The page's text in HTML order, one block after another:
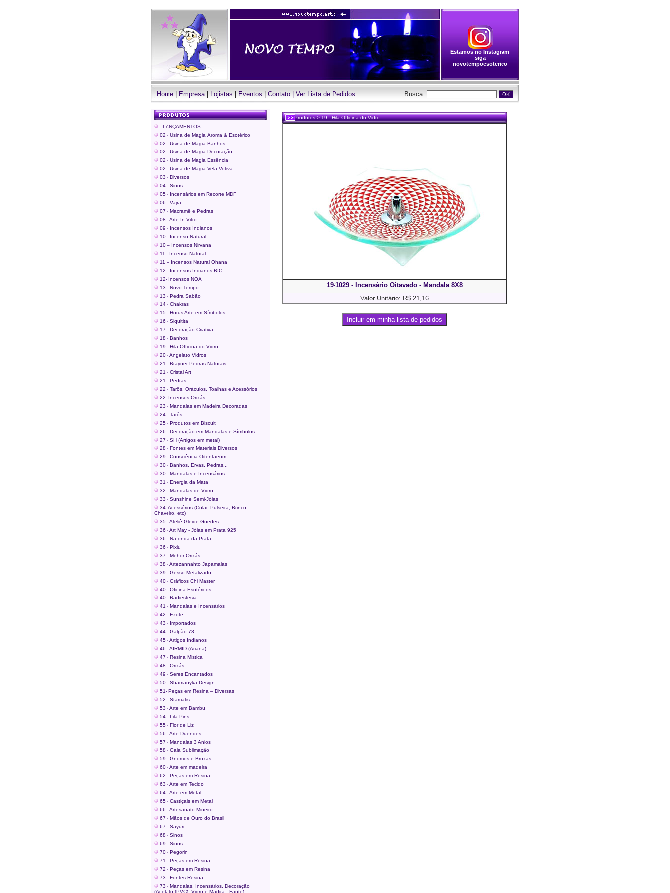
Estamos no Instagram
siga
novotempoesoterico
Home Empresa| Lojistas Eventos Contato Ver Lista de Pedidos Busca:
- LANÇAMENTOS
02 - Usina de Magia Aroma & Esotérico
02 - Usina de Magia Banhos
02 - Usina de Magia Decoração
02 - Usina de Magia Essência
02 - Usina de Magia Vela Votiva
03 - Diversos
04 - Sinos
05 - Incensários em Recorte MDF
06 - Vajra
07 - Macramê e Pedras
08 - Arte In Vitro
09 - Incensos Indianos
10 - Incenso Natural
10 – Incensos Nirvana
11 - Incenso Natural
11 – Incensos Natural Ohana
12 - Incensos Indianos BIC
12- Incensos NOA
13 - Novo Tempo
13 - Pedra Sabão
14 - Chakras
15 - Horus Arte em Símbolos
16 - Siquitita
17 - Decoração Criativa
18 - Banhos
19 - Hila Officina do Vidro
20 - Angelato Vidros
21 - Brayner Pedras Naturais
21 - Cristal Art
21 - Pedras
22 - Tarôs, Oráculos, Toalhas e Acessórios
22- Incensos Orixás
23 - Mandalas em Madeira Decoradas
24 - Tarôs
25 - Produtos em Biscuit
26 - Decoração em Mandalas e Símbolos
27 - SH (Artigos em metal)
28 - Fontes em Materiais Diversos
29 - Consciência Oitentaeum
30 - Banhos, Ervas, Pedras...
30 - Mandalas e Incensários
31 - Energia da Mata
32 - Mandalas de Vidro
33 - Sunshine Semi-Jóias
34- Acessórios (Colar, Pulseira, Brinco,
Chaveiro, etc)
35 - Ateliê Gleide Guedes
36 - Art May - Jóias em Prata 925
36 - Na onda da Prata
36 - Pixiu
37 - Mehor Orixás
38 - Artezannahto Japamalas
39 - Gesso Metalizado
40 - Gráficos Chi Master
40 - Oficina Esotéricos
40 - Radiestesia
41 - Mandalas e Incensários
42 - Ezote
43 - Importados
44 - Galpão 73
45 - Artigos Indianos
46 - AIRMID (Ariana)
47 - Resina Mistica
48 - Orixás
49 - Seres Encantados
50 - Shamanyka Design
51- Peças em Resina – Diversas
52 - Stamatis
53 - Arte em Bambu
54 - Lila Pins
55 - Flor de Liz
56 - Arte Duendes
57 - Mandalas 3 Anjos
58 - Gaia Sublimação
59 - Gnomos e Bruxas
60 - Arte em madeira
62 - Peças em Resina
63 - Arte em Tecido
64 - Arte em Metal
65 - Castiçais em Metal
66 - Artesanato Mineiro
67 - Mãos de Ouro do Brasil
67 - Sayuri
68 - Sinos
69 - Sinos
70 - Pegorin
71 - Peças em Resina
72 - Peças em Resina
73 - Fontes Resina
73 - Mandalas, Incensários, Decoração
(Acetato (PVC), Vidro e Madira - Fante)
Produtos > 19 - Hila Officina do Vidro
19-1029 - Incensário Oitavado - Mandala 8X8
Valor Unitário: R$ 21,16
Incluir em minha lista de pedidos